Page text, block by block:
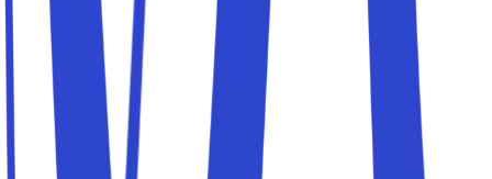
Parkito in Largo Guido Novello
Details
Parkito in Via Valdichiana 62
Details